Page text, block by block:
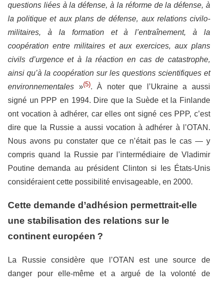
questions liées à la défense, à la réforme de la défense, à
la politique et aux plans de défense, aux relations civilo-
militaires, à la formation et à l’entraînement, à la
coopération entre militaires et aux exercices, aux plans
civils d’urgence et à la réaction en cas de catastrophe,
ainsi qu’à la coopération sur les questions scientifiques et
environnementales »(5). À noter que l’Ukraine a aussi
signé un PPP en 1994. Dire que la Suède et la Finlande
ont vocation à adhérer, car elles ont signé ces PPP, c’est
dire que la Russie a aussi vocation à adhérer à l’OTAN.
Nous avons pu constater que ce n’était pas le cas — y
compris quand la Russie par l’intermédiaire de Vladimir
Poutine demanda au président Clinton si les États-Unis
considéraient cette possibilité envisageable, en 2000.
Cette demande d’adhésion permettrait-elle
une stabilisation des relations sur le
continent européen ?
La Russie considère que l’OTAN est une source de
danger pour elle-même et a argué de la volonté de